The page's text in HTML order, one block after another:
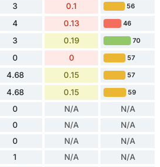
3 0.1 56
4 0.13 46
3 0.19 70
0 0 57
4.68 0.15 57
4.68 0.15 59
0 N/A N/A
0 N/A N/A
0 N/A N/A
1 N/A N/A